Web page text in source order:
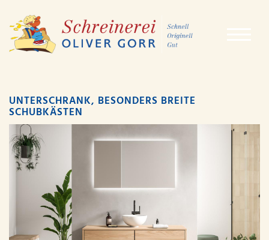
UNTERSCHRANK, BESONDERS BREITE
SCHUBKÄSTEN